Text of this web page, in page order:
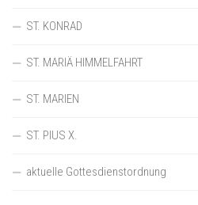
ST. KONRAD
ST. MARIÄ HIMMELFAHRT
ST. MARIEN
ST. PIUS X.
aktuelle Gottesdienstordnung